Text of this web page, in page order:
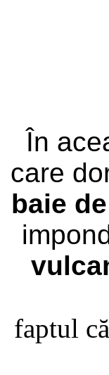
În
care
baie
faptul